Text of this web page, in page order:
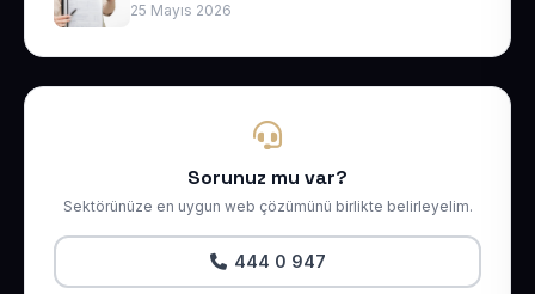
25 Mayıs 2026
Sorunuz mu var?
Sektörünüze en uygun web çözümünü birlikte belirleyelim.
444 0 947